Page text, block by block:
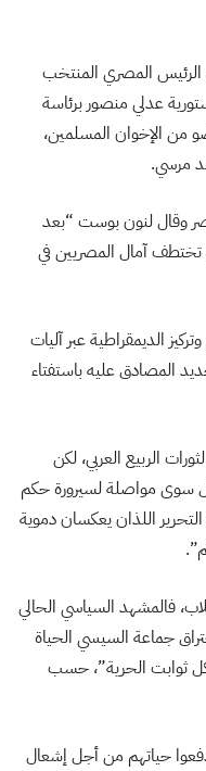
الرئيس المصري المنتخب
عدلي منصور برئاسة
محمد مرسي في مكان غير معلوم لعدة أشهر، وصدرت أوامر باعتقال 300 عضو من الإخوان المسلمين،
مرسي.
وقال لنون بوست “بعد
أن تختطف آمال المصريين في
الديمقراطية عبر آليات
المصادق عليه باستفتاء
الربيع العربي، لكن
سوى مواصلة لسيرورة حكم
اللذان يعكسان دموية
فالمشهد السياسي الحالي
جماعة السيسي الحياة
كل ثوابت الحرية”، حسب
أن ثورة 25 يناير أراد من نادوا بها ودفعوا حياتهم من أجل إشعال